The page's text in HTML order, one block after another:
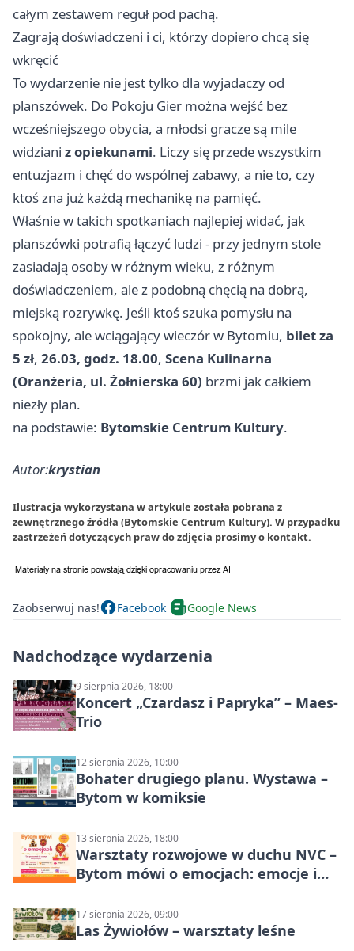
całym zestawem reguł pod pachą.
Zagrają doświadczeni i ci, którzy dopiero chcą się
wkręcić
To wydarzenie nie jest tylko dla wyjadaczy od
planszówek. Do Pokoju Gier można wejść bez
wcześniejszego obycia, a młodsi gracze są mile
widziani z opiekunami. Liczy się przede wszystkim
entuzjazm i chęć do wspólnej zabawy, a nie to, czy
ktoś zna już każdą mechanikę na pamięć.
Właśnie w takich spotkaniach najlepiej widać, jak
planszówki potrafią łączyć ludzi - przy jednym stole
zasiadają osoby w różnym wieku, z różnym
doświadczeniem, ale z podobną chęcią na dobrą,
miejską rozrywkę. Jeśli ktoś szuka pomysłu na
spokojny, ale wciągający wieczór w Bytomiu, bilet za
5 zł, 26.03, godz. 18.00, Scena Kulinarna
(Oranżeria, ul. Żołnierska 60) brzmi jak całkiem
niezły plan.
na podstawie: Bytomskie Centrum Kultury.
Autor:krystian
Ilustracja wykorzystana w artykule została pobrana z
zewnętrznego źródła (Bytomskie Centrum Kultury). W przypadku
zastrzeżeń dotyczących praw do zdjęcia prosimy o kontakt.
Zaobserwuj nas! Facebook Google News
Nadchodzące wydarzenia
9 sierpnia 2026, 18:00
Koncert „Czardasz i Papryka” – Maes-
Trio
12 sierpnia 2026, 10:00
Bohater drugiego planu. Wystawa –
Bytom w komiksie
13 sierpnia 2026, 18:00
Warsztaty rozwojowe w duchu NVC –
Bytom mówi o emocjach: emocje i
17 sierpnia 2026, 09:00
Las Żywiołów – warsztaty leśne